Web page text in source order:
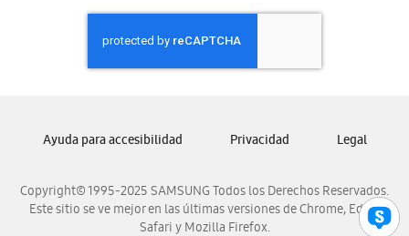
Samsung Honduras
Samsung Nicaragua
Samsung Panamá
Samsung Venezuela
Copyright© 1995-2025 SAMSUNG Todos los Derechos Reservados.
Este sitio se ve mejor en las últimas versiones de Chrome, Edge,
Safari y Mozilla Firefox.
Ayuda para accesibilidad Privacidad Legal